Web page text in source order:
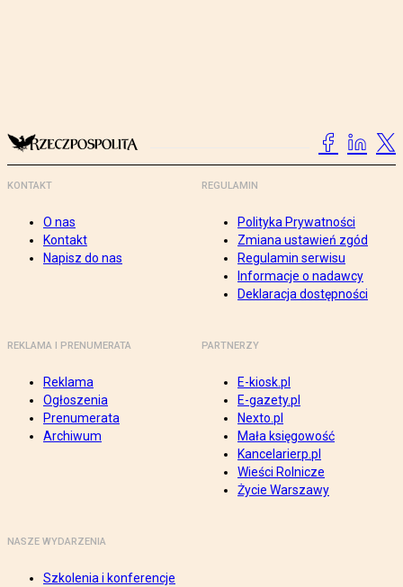
KONTAKT
O nas
Kontakt
Napisz do nas
REGULAMIN
Polityka Prywatności
Zmiana ustawień zgód
Regulamin serwisu
Informacje o nadawcy
Deklaracja dostępności
REKLAMA I PRENUMERATA
Reklama
Ogłoszenia
Prenumerata
Archiwum
PARTNERZY
E-kiosk.pl
E-gazety.pl
Nexto.pl
Mała księgowość
Kancelarierp.pl
Wieści Rolnicze
Życie Warszawy
NASZE WYDARZENIA
Szkolenia i konferencje